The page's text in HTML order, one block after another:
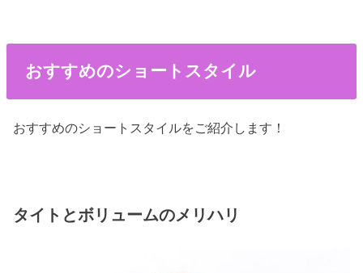
おすすめのショートスタイル
おすすめのショートスタイルをご紹介します！
タイトとボリュームのメリハリ